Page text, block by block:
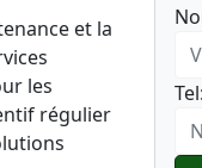
et la
les
régulier
Tel: